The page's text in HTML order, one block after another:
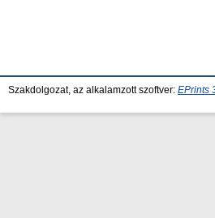
Szakdolgozat, az alkalamzott szoftver: EPrints